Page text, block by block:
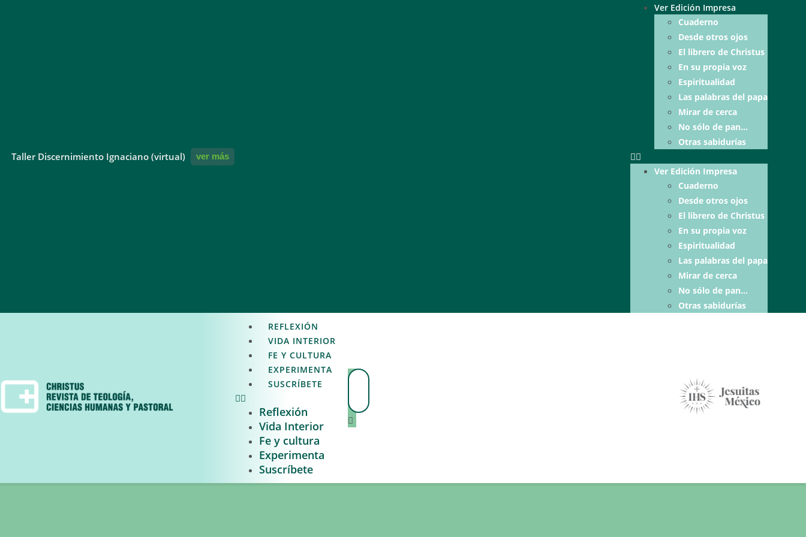
Taller Discernimiento Ignaciano (virtual) ver más
Ver Edición Impresa
Cuaderno
Desde otros ojos
El librero de Christus
En su propia voz
Espiritualidad
Las palabras del papa
Mirar de cerca
No sólo de pan…
Otras sabidurías
Ver Edición Impresa
Cuaderno
Desde otros ojos
El librero de Christus
En su propia voz
Espiritualidad
Las palabras del papa
Mirar de cerca
No sólo de pan…
Otras sabidurías
REFLEXIÓN
VIDA INTERIOR
FE Y CULTURA
EXPERIMENTA
SUSCRÍBETE
Reflexión
Vida Interior
Fe y cultura
Experimenta
Suscríbete